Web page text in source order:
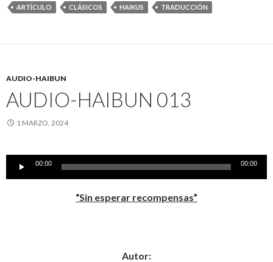
ARTÍCULO CLÁSICOS HAIKUS TRADUCCIÓN
AUDIO-HAIBUN
AUDIO-HAIBUN 013
1 MARZO, 2024
Reproductor
audio
00:00 00:00
“Sin esperar recompensas”
Autor: